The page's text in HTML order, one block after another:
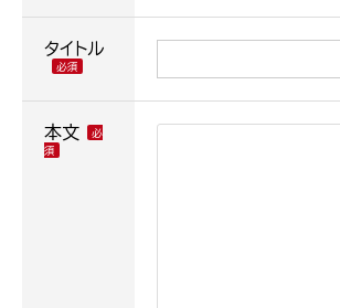
タイトル
本文